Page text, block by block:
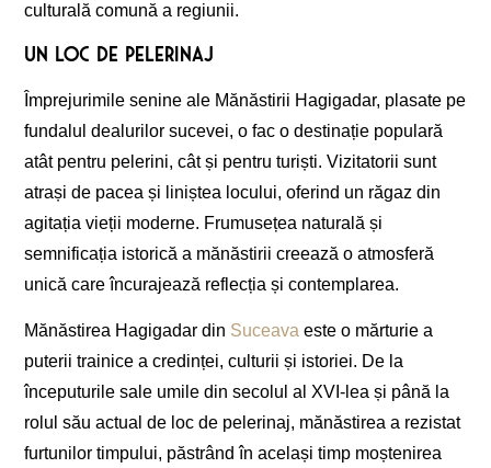
culturală comună a regiunii.
Un loc de pelerinaj
Împrejurimile senine ale Mănăstirii Hagigadar, plasate pe
fundalul dealurilor sucevei, o fac o destinație populară
atât pentru pelerini, cât și pentru turiști. Vizitatorii sunt
atrași de pacea și liniștea locului, oferind un răgaz din
agitația vieții moderne. Frumusețea naturală și
semnificația istorică a mănăstirii creează o atmosferă
unică care încurajează reflecția și contemplarea.
Mănăstirea Hagigadar din Suceava este o mărturie a
puterii trainice a credinței, culturii și istoriei. De la
începuturile sale umile din secolul al XVI-lea și până la
rolul său actual de loc de pelerinaj, mănăstirea a rezistat
furtunilor timpului, păstrând în același timp moștenirea